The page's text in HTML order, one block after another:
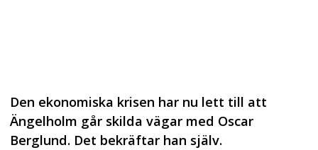
Den ekonomiska krisen har nu lett till att
Ängelholm går skilda vägar med Oscar
Berglund. Det bekräftar han själv.